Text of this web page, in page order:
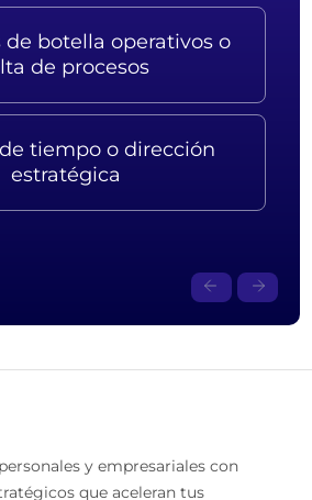
de botella operativos o
de procesos
tiempo o dirección
estratégica
y empresariales con
que aceleran tus